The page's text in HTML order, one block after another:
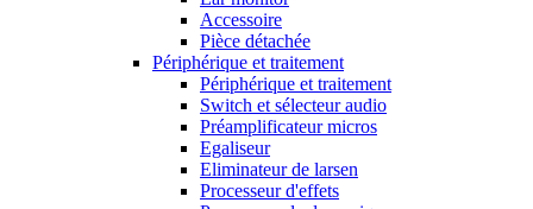
Accessoire
Pièce détachée
Périphérique et traitement
Périphérique et traitement
Switch et sélecteur audio
Préamplificateur micros
Egaliseur
Eliminateur de larsen
Processeur d'effets